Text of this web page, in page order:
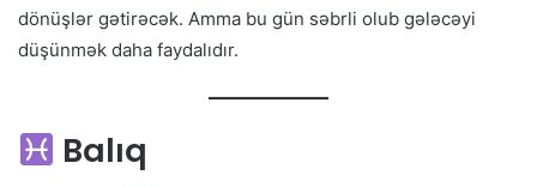
dönüşlər gətirəcək. Amma bu gün səbrli olub gələcəyi
düşünmək daha faydalıdır.
Balıq